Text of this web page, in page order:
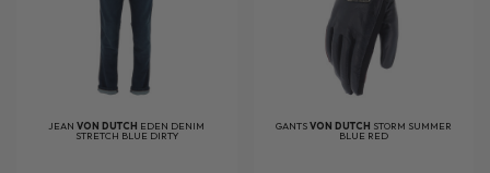
JEANVON DUTCH EDEN DENIM
STRETCH BLUE DIRTY
GANTSVON DUTCH STORM SUMMER
BLUE RED